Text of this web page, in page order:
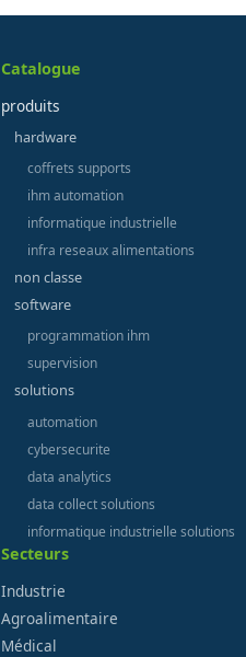
Catalogue
produits
hardware
coffrets supports
ihm automation
informatique industrielle
infra reseaux alimentations
non classe
software
programmation ihm
supervision
solutions
automation
cybersecurite
data analytics
data collect solutions
informatique industrielle solutions
Secteurs
Industrie
Agroalimentaire
Médical